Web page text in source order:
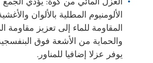
الألومنيوم المطلية بالألوان
المقاومة للماء إلى تعزيز مقاومة
والحماية من الأشعة فوق
يوفر عزلا إضافيا للمناور.